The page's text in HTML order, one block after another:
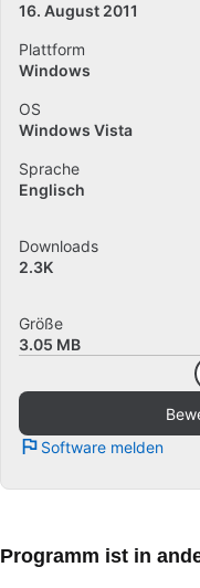
16. August 2011
Plattform
Windows
OS
Windows Vista
Sprache
Englisch
Downloads
2.3K
Größe
3.05 MB
Software melden
Programm ist in